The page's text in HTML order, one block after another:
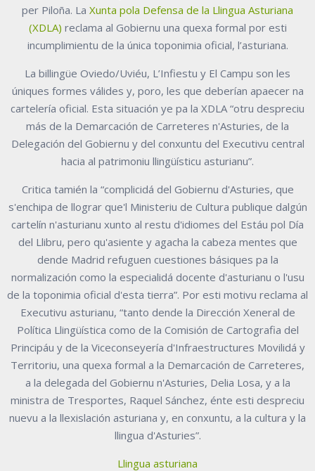
per Piloña. La Xunta pola Defensa de la Llingua Asturiana
(XDLA) reclama al Gobiernu una quexa formal por esti
incumplimientu de la única toponimia oficial, l’asturiana.
La billingüe Oviedo/Uviéu, L’Infiestu y El Campu son les
úniques formes válides y, poro, les que deberían apaecer na
cartelería oficial. Esta situación ye pa la XDLA “otru despreciu
más de la Demarcación de Carreteres n'Asturies, de la
Delegación del Gobiernu y del conxuntu del Executivu central
hacia al patrimoniu llingüísticu asturianu”.
Critica tamién la “complicidá del Gobiernu d'Asturies, que
s'enchipa de llograr que'l Ministeriu de Cultura publique dalgún
cartelín n'asturianu xunto al restu d'idiomes del Estáu pol Día
del Llibru, pero qu'asiente y agacha la cabeza mentes que
dende Madrid refuguen cuestiones básiques pa la
normalización como la especialidá docente d'asturianu o l'usu
de la toponimia oficial d'esta tierra”. Por esti motivu reclama al
Executivu asturianu, “tanto dende la Dirección Xeneral de
Política Llingüística como de la Comisión de Cartografia del
Principáu y de la Viceconseyería d'Infraestructures Movilidá y
Territoriu, una quexa formal a la Demarcación de Carreteres,
a la delegada del Gobiernu n'Asturies, Delia Losa, y a la
ministra de Tresportes, Raquel Sánchez, énte esti despreciu
nuevu a la llexislación asturiana y, en conxuntu, a la cultura y la
llingua d'Asturies”.
Llingua asturiana